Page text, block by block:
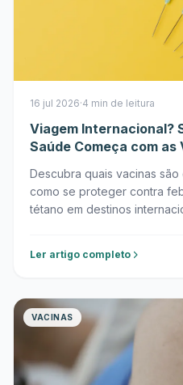
16 jul 2026·4 min de leitura
Viagem Internacional?
Saúde Começa com
Descubra quais vacinas
como se proteger contra
tétano em destinos
Ler artigo completo
VACINAS